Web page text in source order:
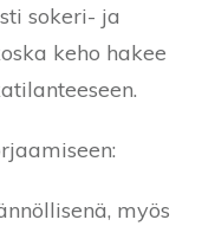
sokeri- ja
keho hakee
myös